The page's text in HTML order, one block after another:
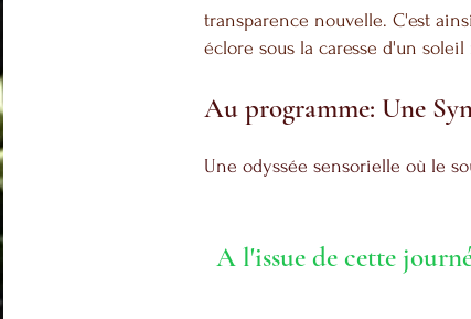
transparence nouvelle. C'est
éclore sous la caresse d'un soleil
Au programme: Une
Une odyssée sensorielle où le
A l'issue de cette